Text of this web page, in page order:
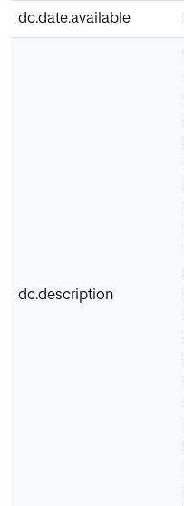
dc.date.available
dc.description